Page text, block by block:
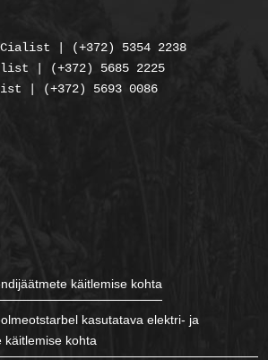
| (+372) 5354 2238
| (+372) 5685 2225
| (+372) 5693 0086
käitlemise kohta
kasutatava elektri- ja
käitlemise kohta